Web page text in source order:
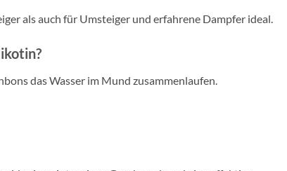
als auch für Umsteiger und erfahrene Dampfer ideal.
das Wasser im Mund zusammenlaufen.